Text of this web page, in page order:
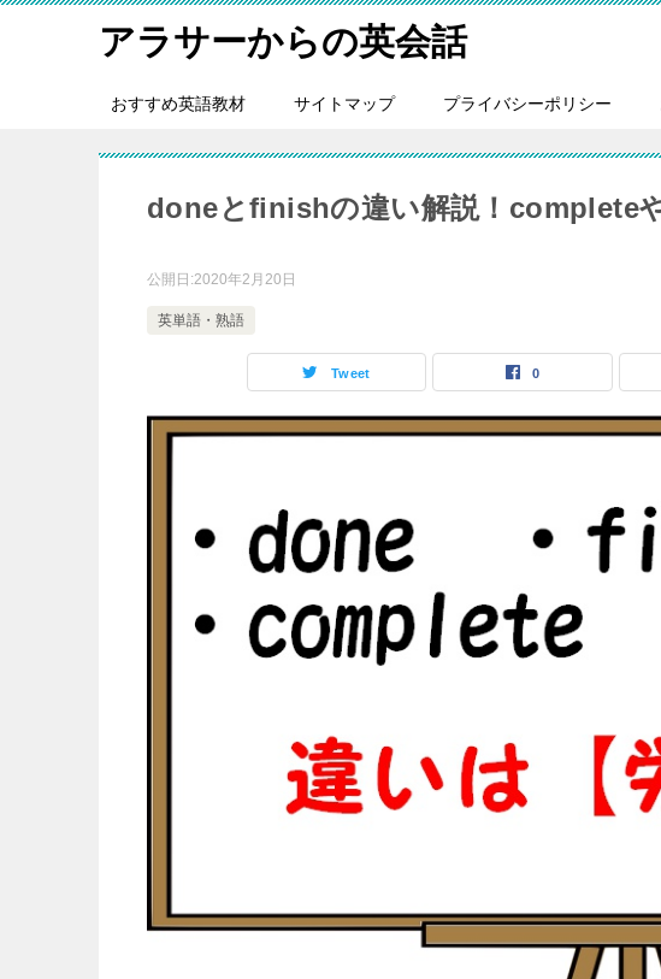
アラサーからの英会話
おすすめ英語教材 サイトマップ プライバシーポリシー
doneとfinishの違い解説！complete
公開日:2020年2月20日
英単語・熟語
Tweet 0